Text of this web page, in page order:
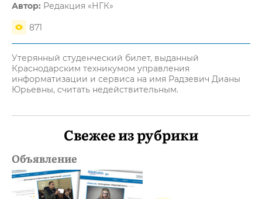
Автор: Редакция «НГК»
871
Утерянный студенческий билет, выданный
Краснодарским техникумом управления
информатизации и сервиса на имя Радзевич Дианы
Юрьевны, считать недействительным.
Свежее из рубрики
Объявление